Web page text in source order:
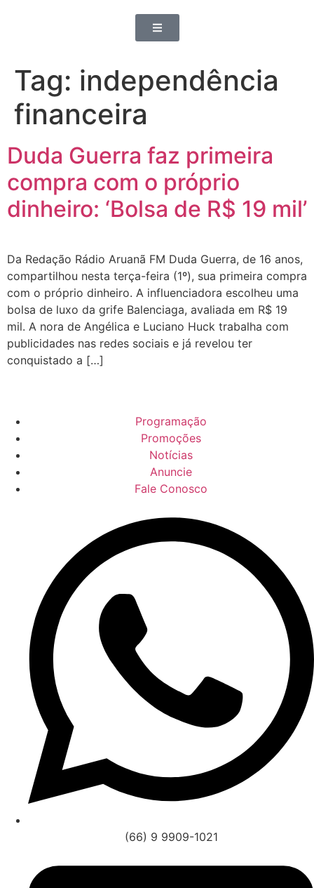
Tag: independência
financeira
Duda Guerra faz primeira
compra com o próprio
dinheiro: ‘Bolsa de R$ 19 mil’
Da Redação Rádio Aruanã FM Duda Guerra, de 16 anos,
compartilhou nesta terça-feira (1º), sua primeira compra
com o próprio dinheiro. A influenciadora escolheu uma
bolsa de luxo da grife Balenciaga, avaliada em R$ 19
mil. A nora de Angélica e Luciano Huck trabalha com
publicidades nas redes sociais e já revelou ter
conquistado a […]
Programação
Promoções
Notícias
Anuncie
Fale Conosco
(66) 9 9909-1021